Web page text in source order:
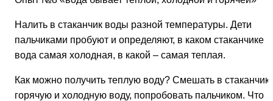
Налить в стаканчик воды разной температуры. Дети
пальчиками пробуют и определяют, в каком стаканчике
вода самая холодная, в какой – самая теплая.
Как можно получить теплую воду? Смешать в
горячую и холодную воду, попробовать пальчиком. Что